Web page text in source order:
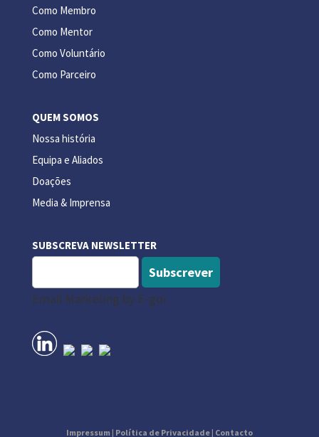
Como Membro
Como Mentor
Como Voluntário
Como Parceiro
QUEM SOMOS
Nossa história
Equipa e Aliados
Doações
Media & Imprensa
SUBSCREVA NEWSLETTER
Subscrever
Email Marketing by E-goi
Impressum | Política de Privacidade| Contacto